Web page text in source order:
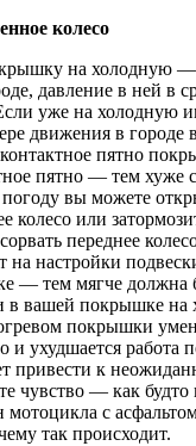
колесо
на холодную —
давление в ней в
уже на холодную
движения в городе
пятно
пятно — тем хуже
вы можете
колесо или
переднее
на настройки
— тем мягче должна
в вашей покрышке на
покрышки
и ухудшается работа
привести к
чувство — как будто
с
так происходит.